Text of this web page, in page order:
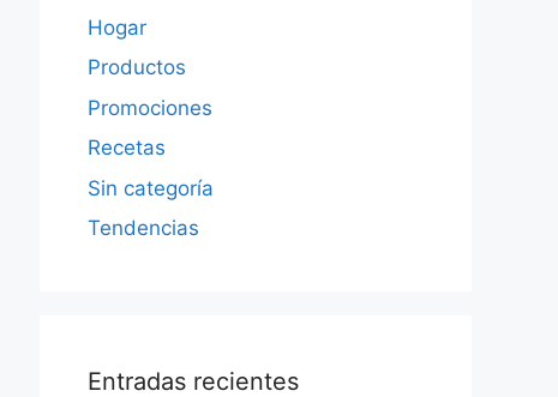
Hogar
Productos
Promociones
Recetas
Sin categoría
Tendencias
Entradas recientes